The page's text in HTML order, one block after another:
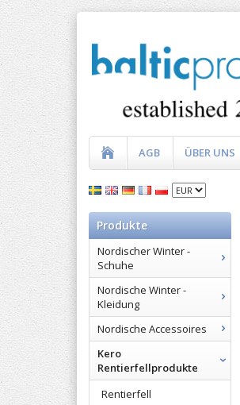
AGB ÜBER UNS
Produkte
Nordischer Winter -
Schuhe
Nordische Winter -
Kleidung
Nordische Accessoires
Kero
Rentierfellprodukte
Rentierfell